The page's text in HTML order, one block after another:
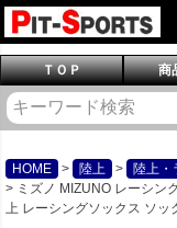
ＴＯＰ 商
HOME 陸上 陸上・
ミズノ MIZUNO レーシン
上 レーシングソックス ソッ